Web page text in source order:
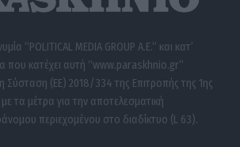
“POLITICAL MEDIA GROUP A.E.” και κατ’
που κατέχει αυτή “www.paraskhnio.gr”
Σύσταση (ΕΕ) 2018/334 της Επιτροπής της 1ης
τα μέτρα για την αποτελεσματική
περιεχομένου στο διαδίκτυο (L 63).